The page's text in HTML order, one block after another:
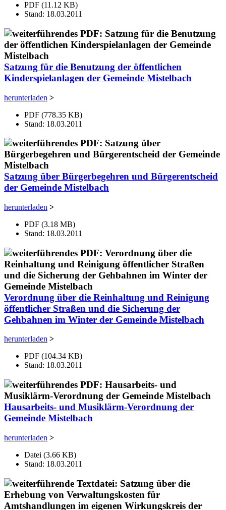
PDF (11.12 KB)
Stand: 18.03.2011
Satzung für die Benutzung der öffentlichen
Kinderspielanlagen der Gemeinde Mistelbach
herunterladen >
PDF (778.35 KB)
Stand: 18.03.2011
Satzung über Bürgerbegehren und Bürgerentscheid
der Gemeinde Mistelbach
herunterladen >
PDF (3.18 MB)
Stand: 18.03.2011
Verordnung über die Reinhaltung und Reinigung
öffentlicher Straßen und die Sicherung der
Gehbahnen im Winter der Gemeinde Mistelbach
herunterladen >
PDF (104.34 KB)
Stand: 18.03.2011
Hausarbeits- und Musiklärm-Verordnung der
Gemeinde Mistelbach
herunterladen >
Datei (3.66 KB)
Stand: 18.03.2011